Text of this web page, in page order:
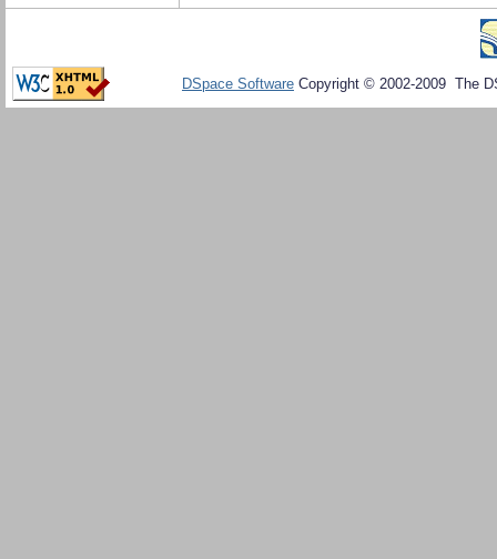
DSpace Software Copyright © 2002-2009 The